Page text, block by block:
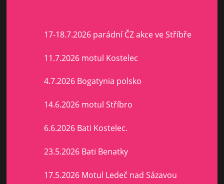
17-18.7.2026 parádní ČZ akce ve Stříbře
11.7.2026 motul Kostelec
4.7.2026 Bogatynia polsko
14.6.2026 motul Stříbro
6.6.2026 Bati Kostelec.
23.5.2026 Bati Benatky
17.5.2026 Motul Ledeč nad Sázavou